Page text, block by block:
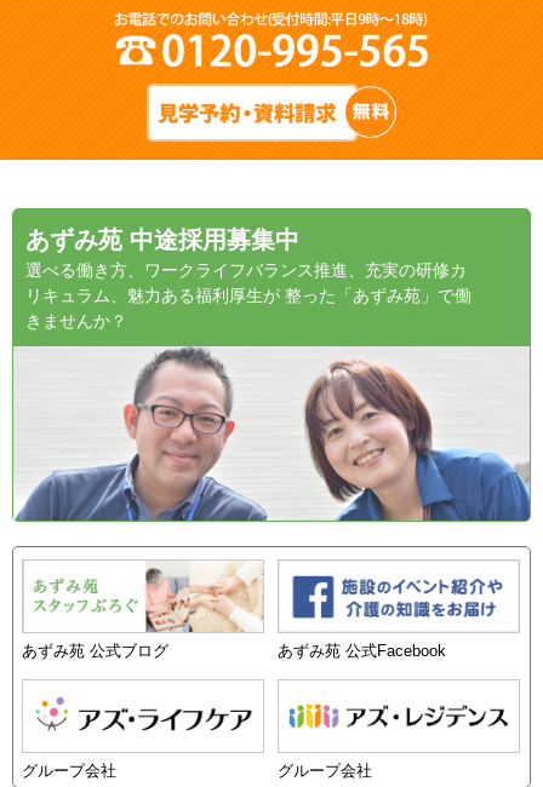
あずみ苑 中途採用募集中
選べる働き方、ワークライフバランス推進、充実の研修カ
リキュラム、魅力ある福利厚生が 整った「あずみ苑」で働
きませんか？
あずみ苑 公式ブログ あずみ苑 公式Facebook
グループ会社 グループ会社